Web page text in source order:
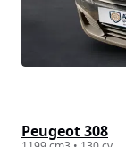
Peugeot 308